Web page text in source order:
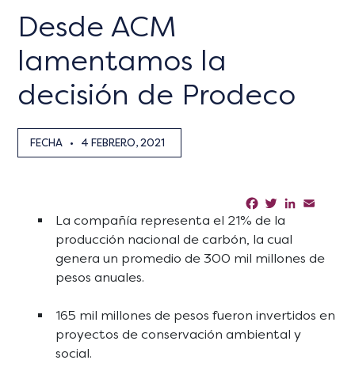
Desde ACM
lamentamos la
decisión de Prodeco
FECHA • 4 FEBRERO, 2021
Facebook
TwitterLinkedIn
La compañía representa el 21% de la
producción nacional de carbón, la cual
genera un promedio de 300 mil millones de
pesos anuales.
165 mil millones de pesos fueron invertidos en
proyectos de conservación ambiental y
social.